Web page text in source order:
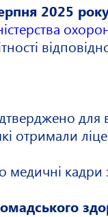
2025
для
отримали
медичні кадри